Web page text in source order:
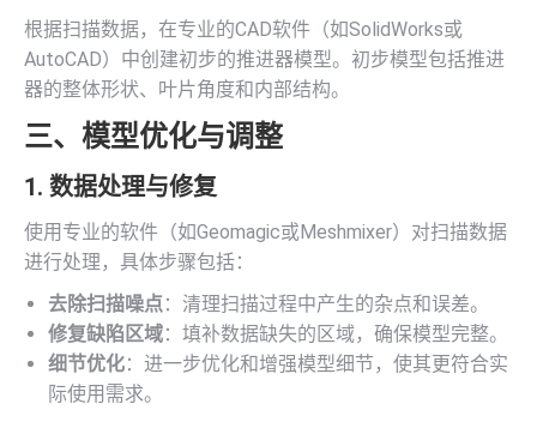
根据扫描数据，在专业的CAD软件（如SolidWorks或
AutoCAD）中创建初步的推进器模型。初步模型包括推进
器的整体形状、叶片角度和内部结构。
三、模型优化与调整
1. 数据处理与修复
使用专业的软件（如Geomagic或Meshmixer）对扫描数据
进行处理，具体步骤包括：
去除扫描噪点：清理扫描过程中产生的杂点和误差。
修复缺陷区域：填补数据缺失的区域，确保模型完整。
细节优化：进一步优化和增强模型细节，使其更符合实
际使用需求。